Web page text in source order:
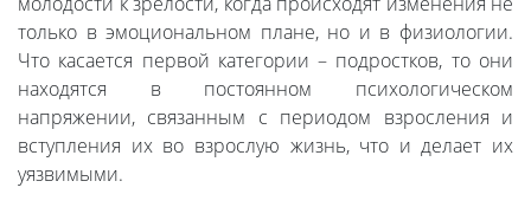
только в эмоциональном плане, но и в физиологии.
Что касается первой категории – подростков, то они
находятся в постоянном психологическом
напряжении, связанным с периодом взросления и
вступления их во взрослую жизнь, что и делает их
уязвимыми.